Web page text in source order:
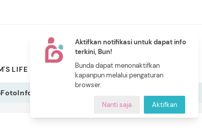
Aktifkan notifikasi untuk dapat info
terkini, Bun!
Bunda dapat menonaktifkan
kapanpun melalui pengaturan
browser.
Nanti saja Aktifkan
LIFE PILIHAN BUNDA
NEW
CERITA BUNDA
FotoInfografis